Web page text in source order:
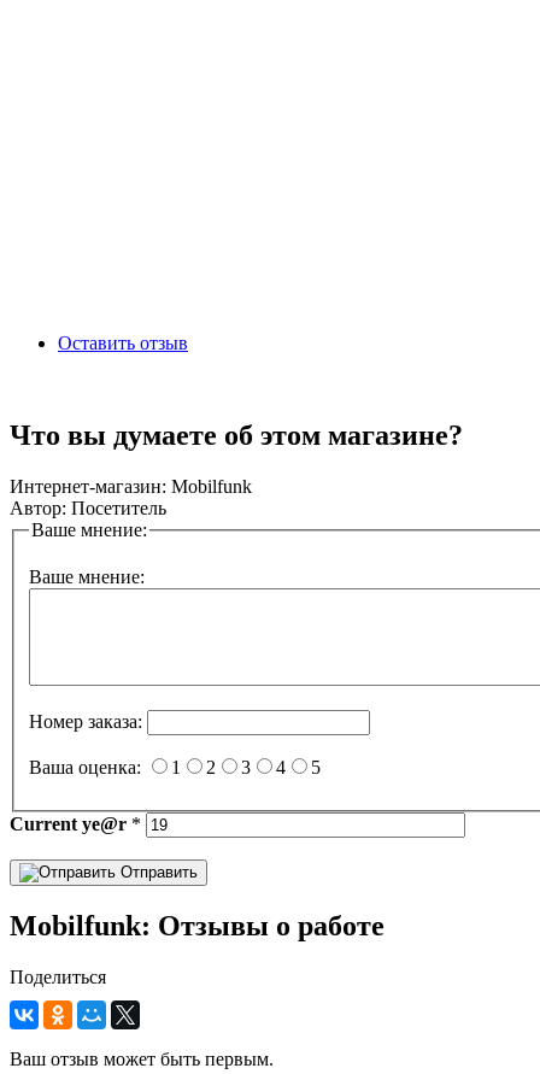
Оставить отзыв
Что вы думаете об этом магазине?
Интернет-магазин: Mobilfunk
Автор: Посетитель
Ваше мнение:
Ваше мнение:
Номер заказа:
Ваша оценка: 1 2 3 4 5
Current ye@r *
Отправить
Mobilfunk: Отзывы о работе
Поделиться
Ваш отзыв может быть первым.